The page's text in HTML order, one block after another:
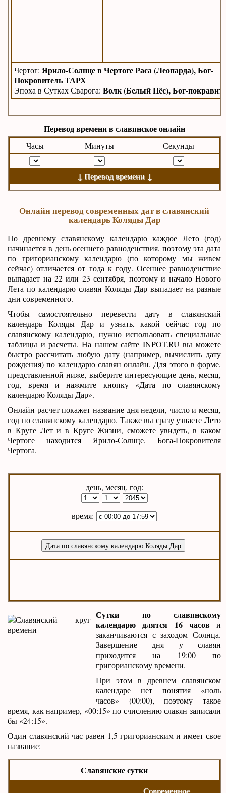
Чертог: Ярило-Солнце в Чертоге Раса (Леопарда), Бог-
Покровитель ТАРХ
Эпоха в Сутках Сварога:Волк (Белый Пёс), Бог-
Перевод времени в славянское онлайн
Часы Минуты Секунды
↓ Перевод времени ↓
Онлайн перевод современных дат в славянский
календарь Коляды Дар
По древнему славянскому календарю каждое Лето (год)
начинается в день осеннего равноденствия, поэтому эта дата
по григорианскому календарю (по которому мы живем
сейчас) отличается от года к году. Осеннее равноденствие
выпадает на 22 или 23 сентября, поэтому и начало Нового
Лета по календарю славян Коляды Дар выпадает на разные
дни современного.
Чтобы самостоятельно перевести дату в славянский
календарь Коляды Дар и узнать, какой сейчас год по
славянскому календарю, нужно использовать специальные
таблицы и расчеты. На нашем сайте INPOT.RU вы можете
быстро рассчитать любую дату (например, вычислить дату
рождения) по календарю славян онлайн. Для этого в форме,
представленной ниже, выберите интересующие день, месяц,
год, время и нажмите кнопку «Дата по славянскому
календарю Коляды Дар».
Онлайн расчет покажет название дня недели, число и месяц,
год по славянскому календарю. Также вы сразу узнаете Лето
в Круге Лет и в Круге Жизни, сможете увидеть, в каком
Чертоге находится Ярило-Солнце, Бога-Покровителя
Чертога.
день, месяц, год:
время:
Сутки по славянскому
календарю длятся 16 часови
заканчиваются с заходом Солнца.
Завершение дня у славян
приходится на 19:00 по
григорианскому времени.
При этом в древнем славянском
календаре нет понятия «ноль
часов» (00:00), поэтому такое
время, как например, «00:15» по счислению славян записали
бы «24:15».
Один славянский час равен 1,5 григорианским и имеет свое
название:
Славянские сутки
Современное